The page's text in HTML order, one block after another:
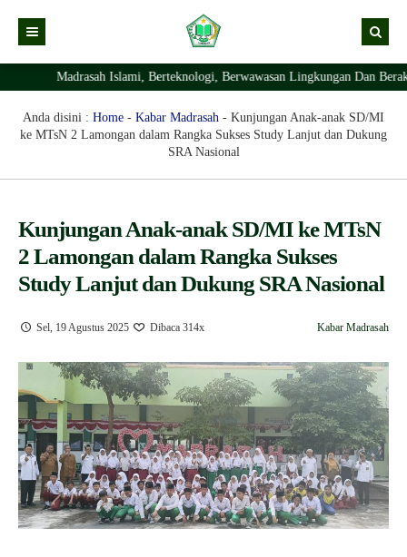
Kabar Madrasah
Profil Madrasah
Sejarah Berdirinya Madrasah
Ekstrakurikuler Madrasah
Prestasi Madrasah
Layanan Digital
KURIKULUM
RDM
Struktur Organisasi Madrasah
Madrasah Islami, Berteknologi, Berwawasan Lingkungan Dan
Anda disini : Home - Kabar Madrasah - Kunjungan Anak-anak SD/MI
ke MTsN 2 Lamongan dalam Rangka Sukses Study Lanjut dan Dukung
SRA Nasional
Kunjungan Anak-anak SD/MI ke MTsN
2 Lamongan dalam Rangka Sukses
Study Lanjut dan Dukung SRA Nasional
Sel, 19 Agustus 2025 Dibaca 314x Kabar Madrasah